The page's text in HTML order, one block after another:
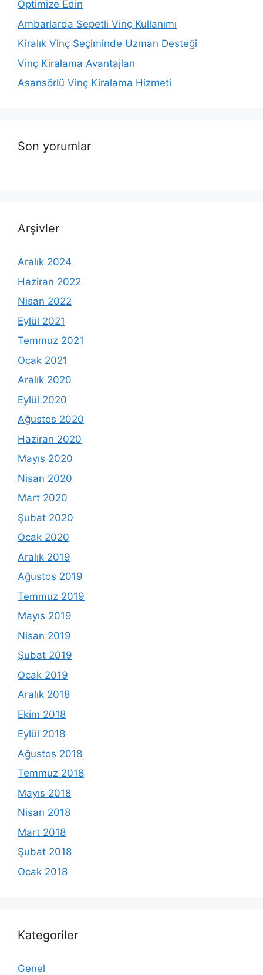
Optimize Edin
Ambarlarda Sepetli Vinç Kullanımı
Kiralık Vinç Seçiminde Uzman Desteği
Vinç Kiralama Avantajları
Asansörlü Vinç Kiralama Hizmeti
Son yorumlar
Arşivler
Aralık 2024
Haziran 2022
Nisan 2022
Eylül 2021
Temmuz 2021
Ocak 2021
Aralık 2020
Eylül 2020
Ağustos 2020
Haziran 2020
Mayıs 2020
Nisan 2020
Mart 2020
Şubat 2020
Ocak 2020
Aralık 2019
Ağustos 2019
Temmuz 2019
Mayıs 2019
Nisan 2019
Şubat 2019
Ocak 2019
Aralık 2018
Ekim 2018
Eylül 2018
Ağustos 2018
Temmuz 2018
Mayıs 2018
Nisan 2018
Mart 2018
Şubat 2018
Ocak 2018
Kategoriler
Genel